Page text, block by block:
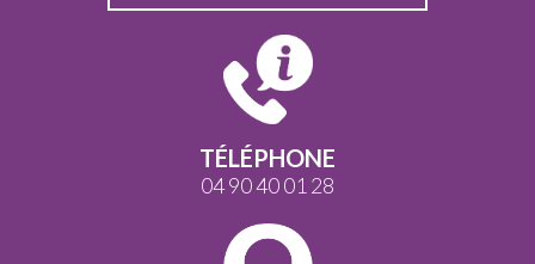
TÉLÉPHONE
04 90 40 01 28